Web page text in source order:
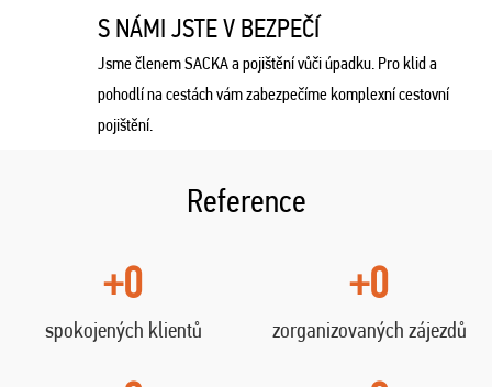
S NÁMI JSTE V BEZPEČÍ
Jsme členem SACKA a pojištění vůči úpadku. Pro klid a
pohodlí na cestách vám zabezpečíme komplexní cestovní
pojištění.
Reference
+0
spokojených klientů
+0
zorganizovaných zájezdů